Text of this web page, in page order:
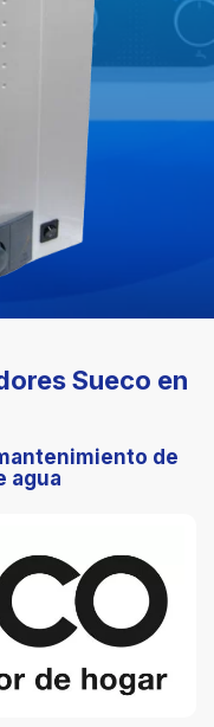
Sueco en
de
agua